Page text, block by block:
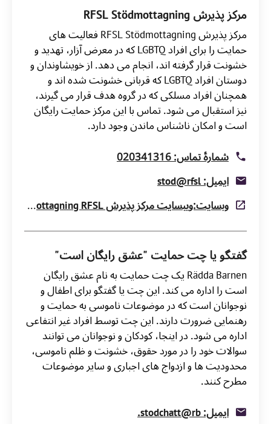
مرکز پذیرش RFSL Stödmottagning
مرکز پذیرش RFSL Stödmottagning فعالیت های
حمایت را برای افراد LGBTQ که در معرض آزار، تهدید و
خشونت قرار گرفته اند، انجام می دهد. از خویشاوندان و
دوستان افراد LGBTQ که قربانی خشونت شده اند و
همچنان افراد مسلکی که در گروه هدف قرار می گیرند،
نیز استقبال می شود. تماس با این مرکز حمایت رایگان
است و امکان ناشناس ماندن وجود دارد.
شمارۀ تماس: 020341316
ایمیل: stod@rfsl
وبسایت:ویبسایت مرکز پذیرش Stödmottagning RFSL
گفتگو یا چت حمایت "عشق رایگان است"
Rädda Barnen یک چت حمایت به نام عشق رایگان
است را اداره می کند. این چت یا گفتگو برای اطفال و
نوجوانان است که در موضوعات ناموسی به حمایت و
رهنمایی ضرورت دارند. این چت توسط افراد غیر انتفاعی
اداره می شود. در اینجا، کودکان و نوجوانان می توانند
سوالات خود را در مورد حقوق، خشونت و ظلم ناموسی،
محدودیت ها و ازدواج های اجباری و سایر موضوعات
مطرح کنند.
ایمیل: stodchatt@rb.